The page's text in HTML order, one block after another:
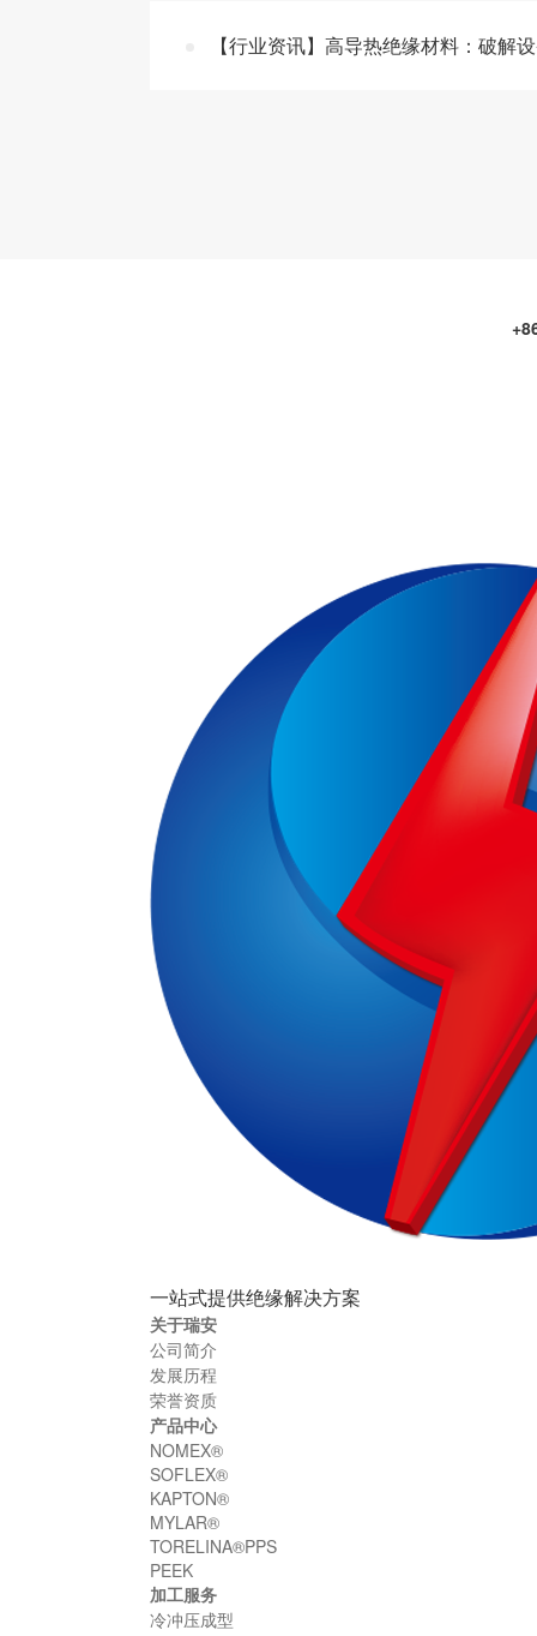
【行业资讯】高导热绝缘材料：破解
一站式提供绝缘解决方案
关于瑞安
公司简介
发展历程
荣誉资质
产品中心
NOMEX®
SOFLEX®
KAPTON®
MYLAR®
TORELINA®PPS
PEEK
加工服务
冷冲压成型